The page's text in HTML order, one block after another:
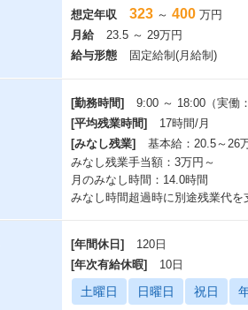
想定年収 323 ～ 400 万円
月給
23.5 ～ 29万円
給与形態
固定給制(月給制)
[勤務時間]
9:00 ～ 18:00（実働
[平均残業時間]
17時間/月
[みなし残業]
基本給：20.5～26
みなし残業手当額：3万円～
月のみなし時間：14.0時間
みなし時間超過時に別途残業代を
[年間休日]
120日
[年次有給休暇]
10日
土曜日 日曜日 祝日